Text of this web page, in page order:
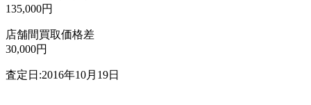
135,000円
店舗間買取価格差
30,000円
査定日:2016年10月19日